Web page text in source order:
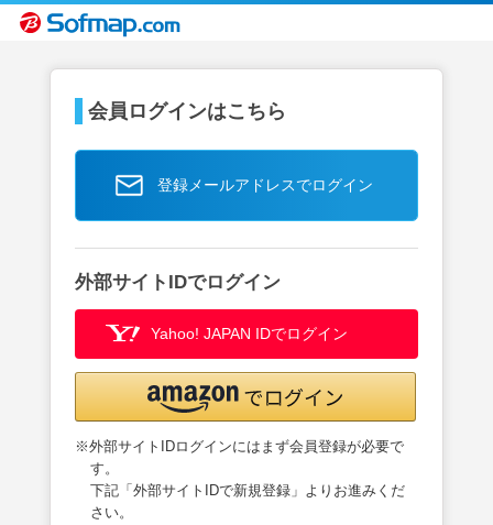
会員ログインはこちら
登録メールアドレスでログイン
外部サイトIDでログイン
Yahoo! JAPAN IDでログイン
※外部サイトIDログインにはまず会員登録が必要で
す。
下記「外部サイトIDで新規登録」よりお進みくだ
さい。